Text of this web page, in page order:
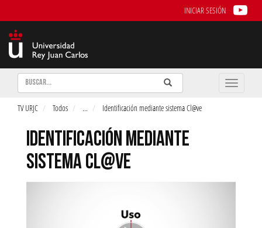
INICIAR SESIÓN
Buscar Enviar
Buscar
Toggle
TV URJC Todos ... Identificación mediante sistema Cl@ve
IDENTIFICACIÓN MEDIANTE
SISTEMA CL@VE